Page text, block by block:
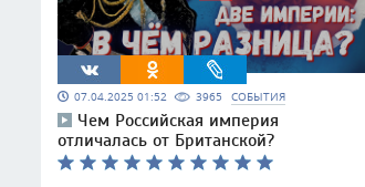
07.04.2025 01:52 3965 СОБЫТИЯ
Чем Российская империя
отличалась от Британской?